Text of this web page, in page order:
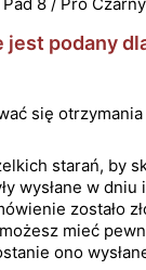
jest podany
się
starań, by
wysłane w dniu
zostało
mieć
ono